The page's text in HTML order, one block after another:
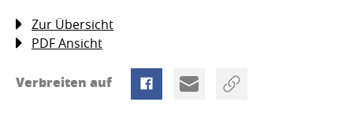
Zur Übersicht
PDF Ansicht
Verbreiten auf